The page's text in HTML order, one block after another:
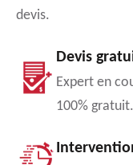
devis.
Devis
Expert en
100% gratuit.